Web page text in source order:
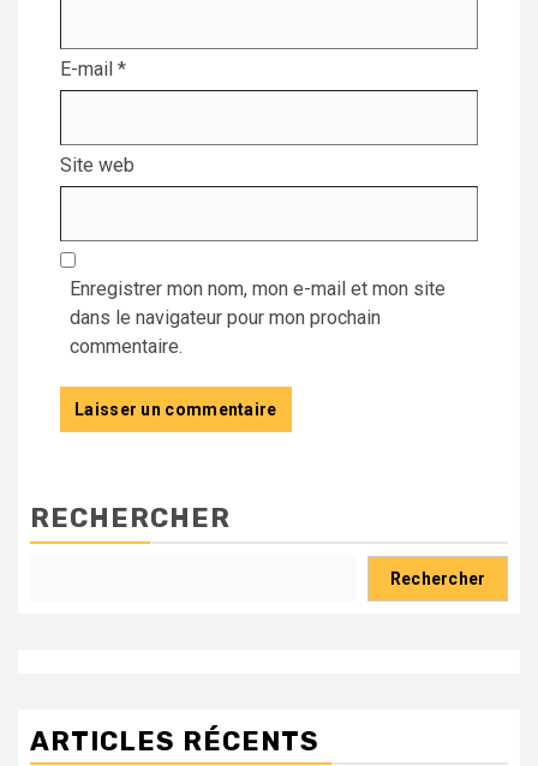
E-mail *
Site web
Enregistrer mon nom, mon e-mail et mon site
dans le navigateur pour mon prochain
commentaire.
RECHERCHER
Rechercher
ARTICLES RÉCENTS